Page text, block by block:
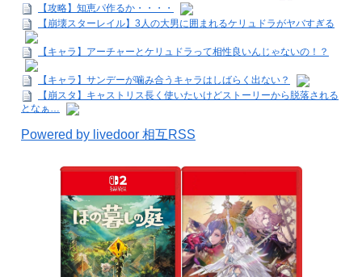
【攻略】知恵パ作るか・・・・
【崩壊スターレイル】3人の大男に囲まれるケリュドラがヤバすぎる
【キャラ】アーチャーとケリュドラって相性良いんじゃないの！？
【キャラ】サンデーが噛み合うキャラはしばらく出ない？
【崩スタ】キャストリス長く使いたいけどストーリーから脱落される
となぁ…
Powered by livedoor 相互RSS